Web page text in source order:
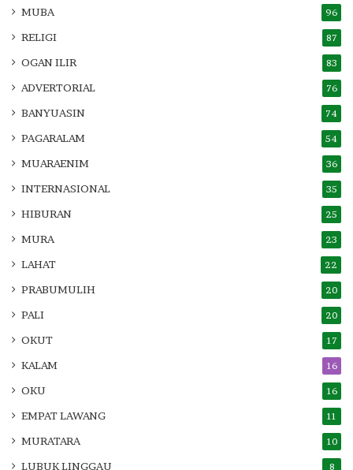
MUBA 96
RELIGI 87
OGAN ILIR 83
ADVERTORIAL 76
BANYUASIN 74
PAGARALAM 54
MUARAENIM 36
INTERNASIONAL 35
HIBURAN 25
MURA 23
LAHAT 22
PRABUMULIH 20
PALI 20
OKUT 17
KALAM 16
OKU 16
EMPAT LAWANG 11
MURATARA 10
LUBUK LINGGAU 8